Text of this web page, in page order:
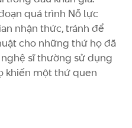
quá trình Nỗ lực
nhận thức, tránh để
cho những thứ họ đã
sĩ thường sử dụng
khiến một thứ quen